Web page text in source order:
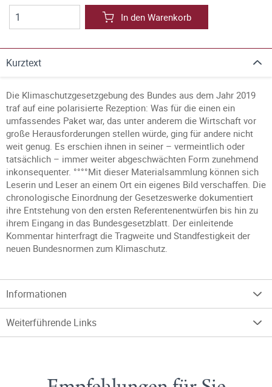
In den Warenkorb
Kurztext
Die Klimaschutzgesetzgebung des Bundes aus dem Jahr 2019
traf auf eine polarisierte Rezeption: Was für die einen ein
umfassendes Paket war, das unter anderem die Wirtschaft vor
große Herausforderungen stellen würde, ging für andere nicht
weit genug. Es erschien ihnen in seiner – vermeintlich oder
tatsächlich – immer weiter abgeschwächten Form zunehmend
inkonsequenter. °°°°Mit dieser Materialsammlung können sich
Leserin und Leser an einem Ort ein eigenes Bild verschaffen. Die
chronologische Einordnung der Gesetzeswerke dokumentiert
ihre Entstehung von den ersten Referentenentwürfen bis hin zu
ihrem Eingang in das Bundesgesetzblatt. Der einleitende
Kommentar hinterfragt die Tragweite und Standfestigkeit der
neuen Bundesnormen zum Klimaschutz.
Informationen
Weiterführende Links